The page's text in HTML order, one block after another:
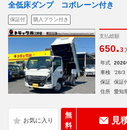
全低床ダンプ コボレーン付き
保証付 購入プラン付き
支払総額
650.3
年式 2026
車検
'28/3
保証
保証
住所
愛知
無
料
見